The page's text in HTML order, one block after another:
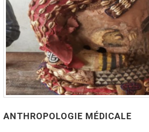
ANTHROPOLOGIE MÉDICALE